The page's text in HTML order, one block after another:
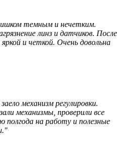
темным и нечетким.
линз и датчиков. После
и четкой. Очень довольна
механизм регулировки.
механизмы, проверили все
на работу и полезные